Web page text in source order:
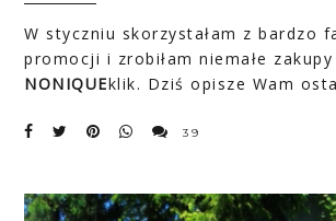
W styczniu skorzystałam z bardzo
promocji i zrobiłam niemałe
NONIQUEklik. Dziś opisze Wam
39